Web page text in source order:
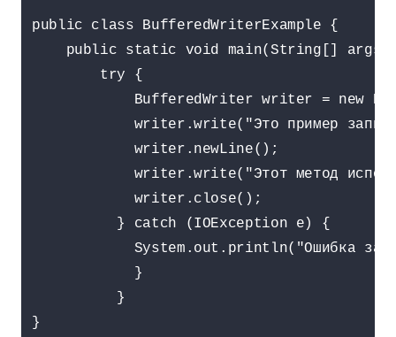
public class BufferedWriterExample {
public static void main(String[] args)
        try {
BufferedWriter writer = new
writer.write("Это пример
            writer.newLine();
writer.write("Этот метод
            writer.close();
          } catch (IOException e) {
System.out.println("Ошибка
            }
          }